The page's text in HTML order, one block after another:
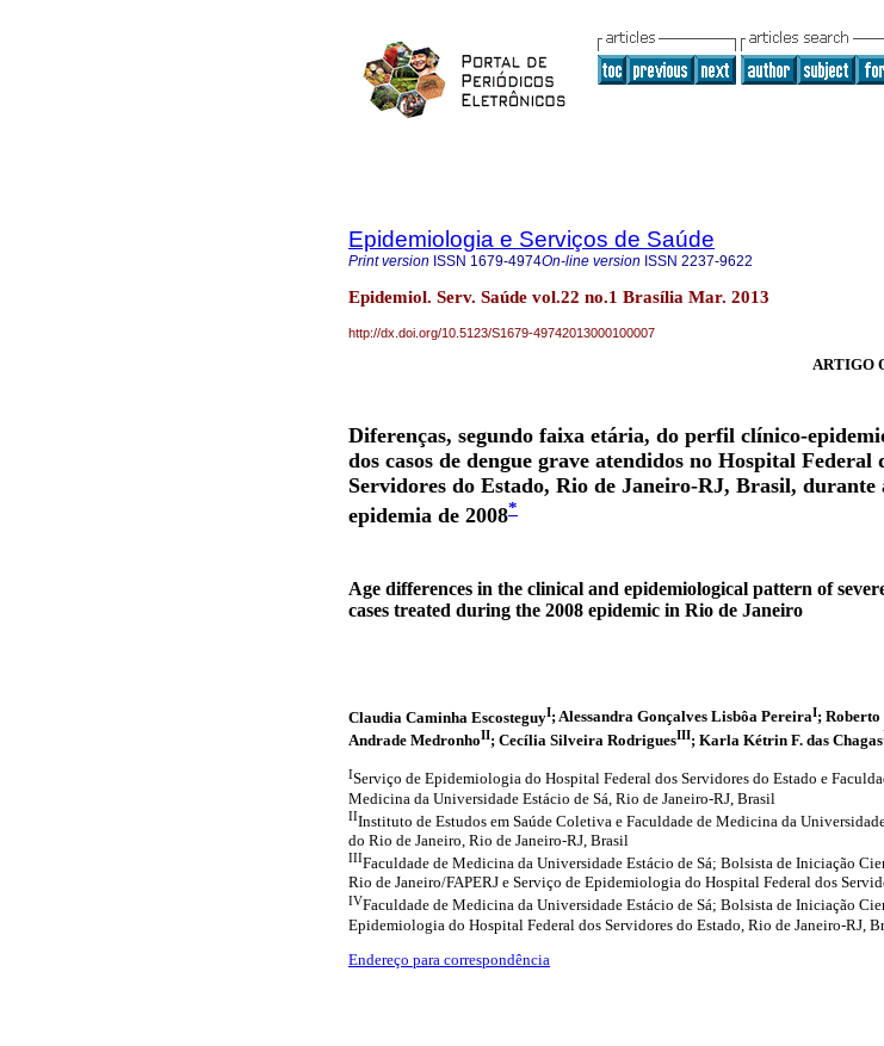
Epidemiologia e Serviços de Saúde
Print version ISSN 1679-4974On-line version ISSN 2237-9622
Epidemiol. Serv. Saúde vol.22 no.1 Brasília Mar. 2013
http://dx.doi.org/10.5123/S1679-49742013000100007
ARTIGO
Diferenças, segundo faixa etária, do perfil clínico-
dos casos de dengue grave atendidos no Hospital Federal
Servidores do Estado, Rio de Janeiro-RJ, Brasil, durante
epidemia de 2008*
Age differences in the clinical and epidemiological pattern of
cases treated during the 2008 epidemic in Rio de Janeiro
Claudia Caminha EscosteguyI; Alessandra Gonçalves Lisbôa PereiraI; Roberto
Andrade MedronhoII; Cecília Silveira RodriguesIII; Karla Kétrin F. das Chagas
IServiço de Epidemiologia do Hospital Federal dos Servidores do Estado e
Medicina da Universidade Estácio de Sá, Rio de Janeiro-RJ, Brasil
IIInstituto de Estudos em Saúde Coletiva e Faculdade de Medicina da
do Rio de Janeiro, Rio de Janeiro-RJ, Brasil
IIIFaculdade de Medicina da Universidade Estácio de Sá; Bolsista de Iniciação
Rio de Janeiro/FAPERJ e Serviço de Epidemiologia do Hospital Federal dos
IVFaculdade de Medicina da Universidade Estácio de Sá; Bolsista de Iniciação
Epidemiologia do Hospital Federal dos Servidores do Estado, Rio de Janeiro-RJ,
Endereço para correspondência